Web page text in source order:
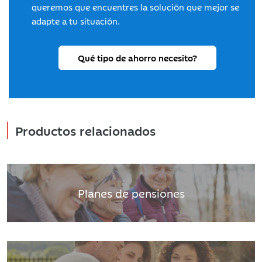
queremos que encuentres la solución que mejor se
adapte a tu situación.
Qué tipo de ahorro necesito?
Productos relacionados
Planes de pensiones